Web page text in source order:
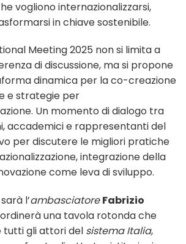
vogliono internazionalizzarsi,
in chiave sostenibile.
Meeting 2025 non si limita a
di discussione, ma si propone
dinamica per la co-creazione
e strategie per
Un momento di dialogo tra
accademici e rappresentanti del
per discutere le migliori pratiche
integrazione della
come leva di sviluppo.
l’ambasciatoreFabrizio
una tavola rotonda che
tutti gli attori del sistema Italia,